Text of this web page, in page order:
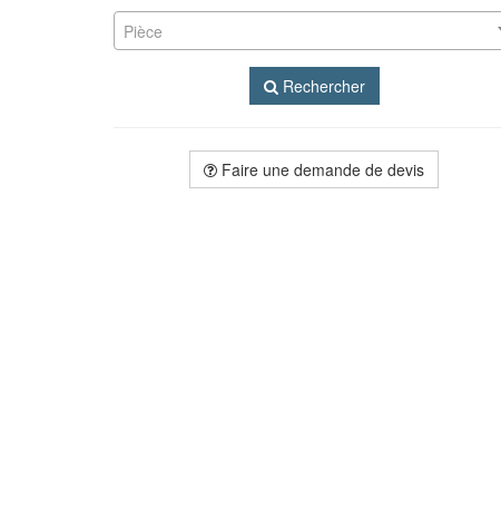
Pièce
Rechercher
Faire une demande de devis